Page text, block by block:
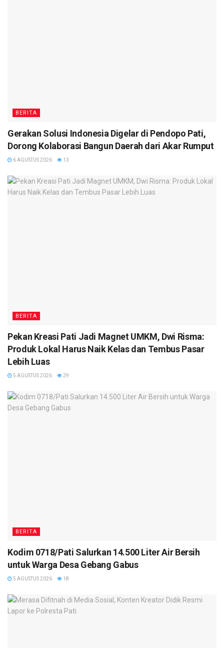
BERITA
Gerakan Solusi Indonesia Digelar di Pendopo Pati,
Dorong Kolaborasi Bangun Daerah dari Akar Rumput
6 AGUSTUS 2026 13
BERITA
Pekan Kreasi Pati Jadi Magnet UMKM, Dwi Risma:
Produk Lokal Harus Naik Kelas dan Tembus Pasar
Lebih Luas
5 AGUSTUS 2026 29
BERITA
Kodim 0718/Pati Salurkan 14.500 Liter Air Bersih
untuk Warga Desa Gebang Gabus
5 AGUSTUS 2026 18